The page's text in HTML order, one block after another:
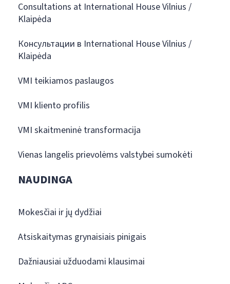
Consultations at International House Vilnius /
Klaipėda
Консультации в International House Vilnius /
Klaipėda
VMI teikiamos paslaugos
VMI kliento profilis
VMI skaitmeninė transformacija
Vienas langelis prievolėms valstybei sumokėti
NAUDINGA
Mokesčiai ir jų dydžiai
Atsiskaitymas grynaisiais pinigais
Dažniausiai užduodami klausimai